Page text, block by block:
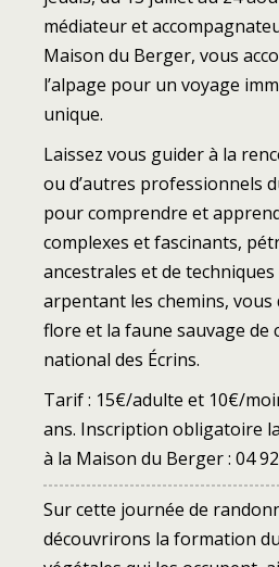
médiateur et
Maison du Berger, vous
l’alpage pour un voyage
unique.
Laissez vous guider à la
ou d’autres professionnels
pour comprendre et
complexes et fascinants,
ancestrales et de
arpentant les chemins, vous
flore et la faune sauvage de
national des Écrins.
Tarif : 15€/adulte et 10€/
ans. Inscription obligatoire
à la Maison du Berger : 04
Sur cette journée de
découvrirons la formation